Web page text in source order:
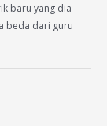
baru yang dia
beda dari guru